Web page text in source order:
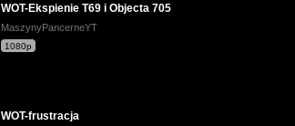
WOT-Ekspienie T69 i Objecta 705
MaszynyPancerneYT
1080p
WOT-frustracja